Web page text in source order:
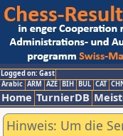
Logged on: Gast
Arabic ARM AZE BIH BUL CAT
Home TurnierDB
Hinweis: Um die